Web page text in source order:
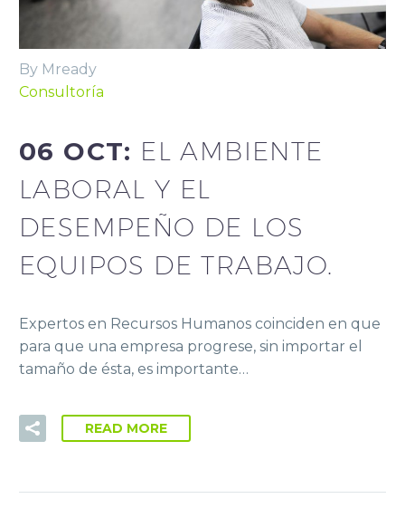
By Mready
Consultoría
06 OCT: EL AMBIENTE
LABORAL Y EL
DESEMPEÑO DE LOS
EQUIPOS DE TRABAJO.
Expertos en Recursos Humanos coinciden en que
para que una empresa progrese, sin importar el
tamaño de ésta, es importante…
READ MORE